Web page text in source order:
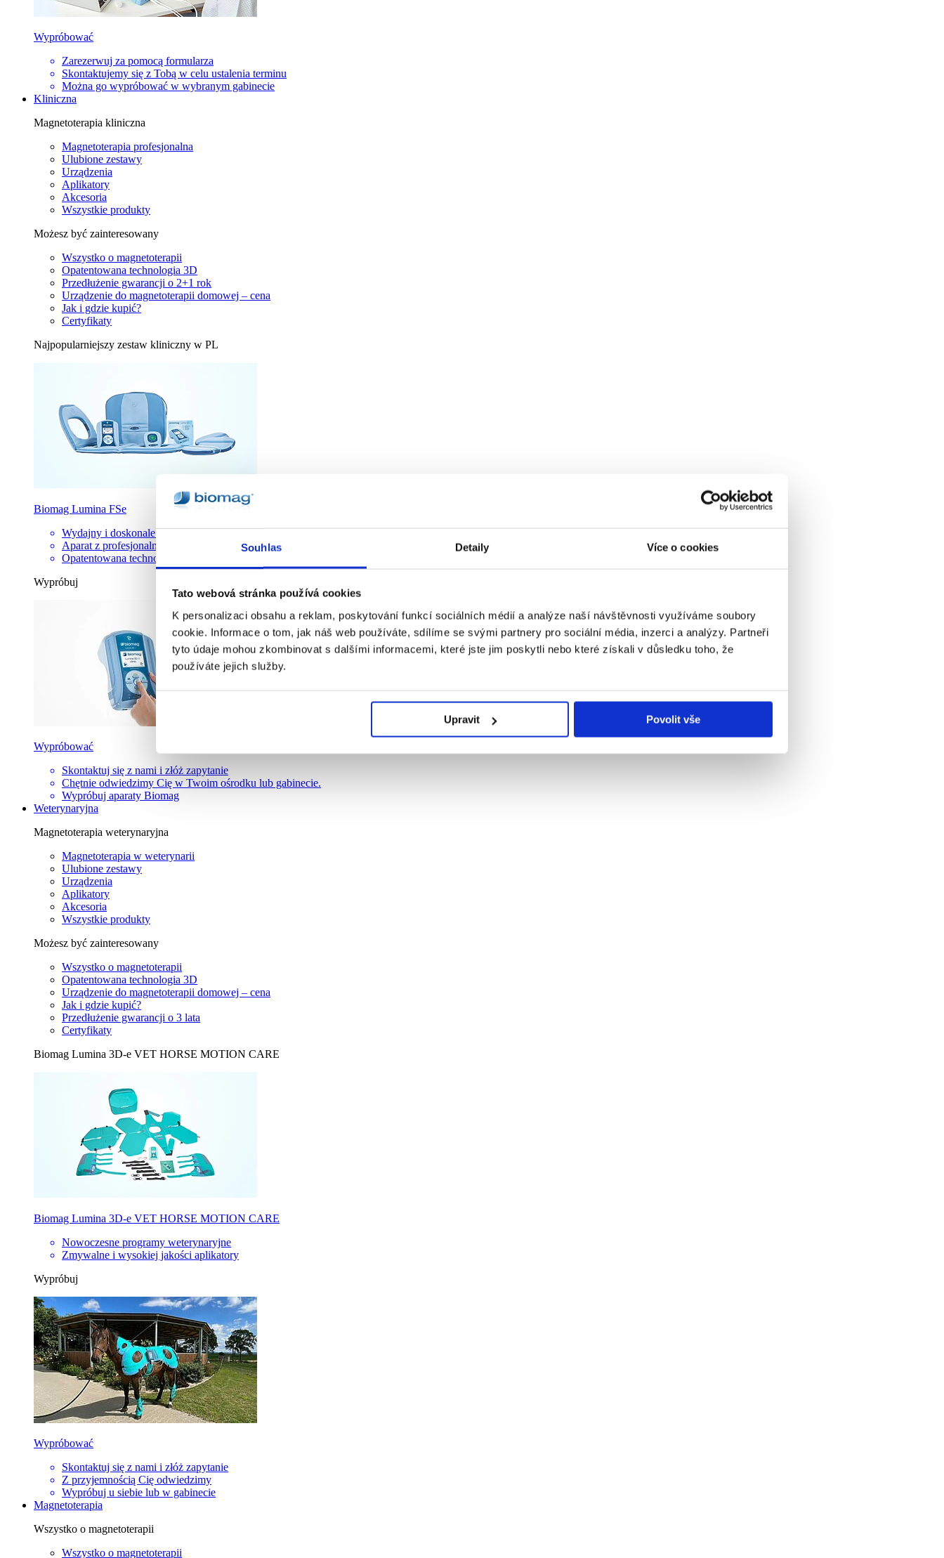
Souhlas Detaily Více o cookies
Tato webová stránka používá cookies
K personalizaci obsahu a reklam, poskytování funkcí sociálních médií a analýze naší návštěvnosti využíváme soubory
cookie. Informace o tom, jak náš web používáte, sdílíme se svými partnery pro sociální média, inzerci a analýzy. Partneři
tyto údaje mohou zkombinovat s dalšími informacemi, které jste jim poskytli nebo které získali v důsledku toho, že
používáte jejich služby.
Upravit Povolit vše
Wypróbować
Zarezerwuj za pomocą formularza
Skontaktujemy się z Tobą w celu ustalenia terminu
Można go wypróbować w wybranym gabinecie
Kliniczna
Magnetoterapia kliniczna
Magnetoterapia profesjonalna
Ulubione zestawy
Urządzenia
Aplikatory
Akcesoria
Wszystkie produkty
Możesz być zainteresowany
Wszystko o magnetoterapii
Opatentowana technologia 3D
Przedłużenie gwarancji o 2+1 rok
Urządzenie do magnetoterapii domowej – cena
Jak i gdzie kupić?
Certyfikaty
Najpopularniejszy zestaw kliniczny w PL
Biomag Lumina FSe
Wydajny i doskonale wyposażony zestaw
Aparat z profesjonalnymi ustawieniami
Opatentowana technologia 3D-e
Wypróbuj
Wypróbować
Skontaktuj się z nami i złóż zapytanie
Chętnie odwiedzimy Cię w Twoim ośrodku lub gabinecie.
Wypróbuj aparaty Biomag
Weterynaryjna
Magnetoterapia weterynaryjna
Magnetoterapia w weterynarii
Ulubione zestawy
Urządzenia
Aplikatory
Akcesoria
Wszystkie produkty
Możesz być zainteresowany
Wszystko o magnetoterapii
Opatentowana technologia 3D
Urządzenie do magnetoterapii domowej – cena
Jak i gdzie kupić?
Przedłużenie gwarancji o 3 lata
Certyfikaty
Biomag Lumina 3D-e VET HORSE MOTION CARE
Biomag Lumina 3D-e VET HORSE MOTION CARE
Nowoczesne programy weterynaryjne
Zmywalne i wysokiej jakości aplikatory
Wypróbuj
Wypróbować
Skontaktuj się z nami i złóż zapytanie
Z przyjemnością Cię odwiedzimy
Wypróbuj u siebie lub w gabinecie
Magnetoterapia
Wszystko o magnetoterapii
Wszystko o magnetoterapii